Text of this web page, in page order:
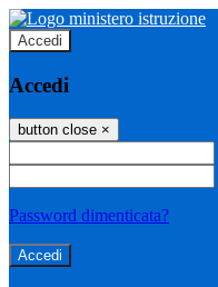
Accedi
Accedi
button close ×
Password dimenticata?